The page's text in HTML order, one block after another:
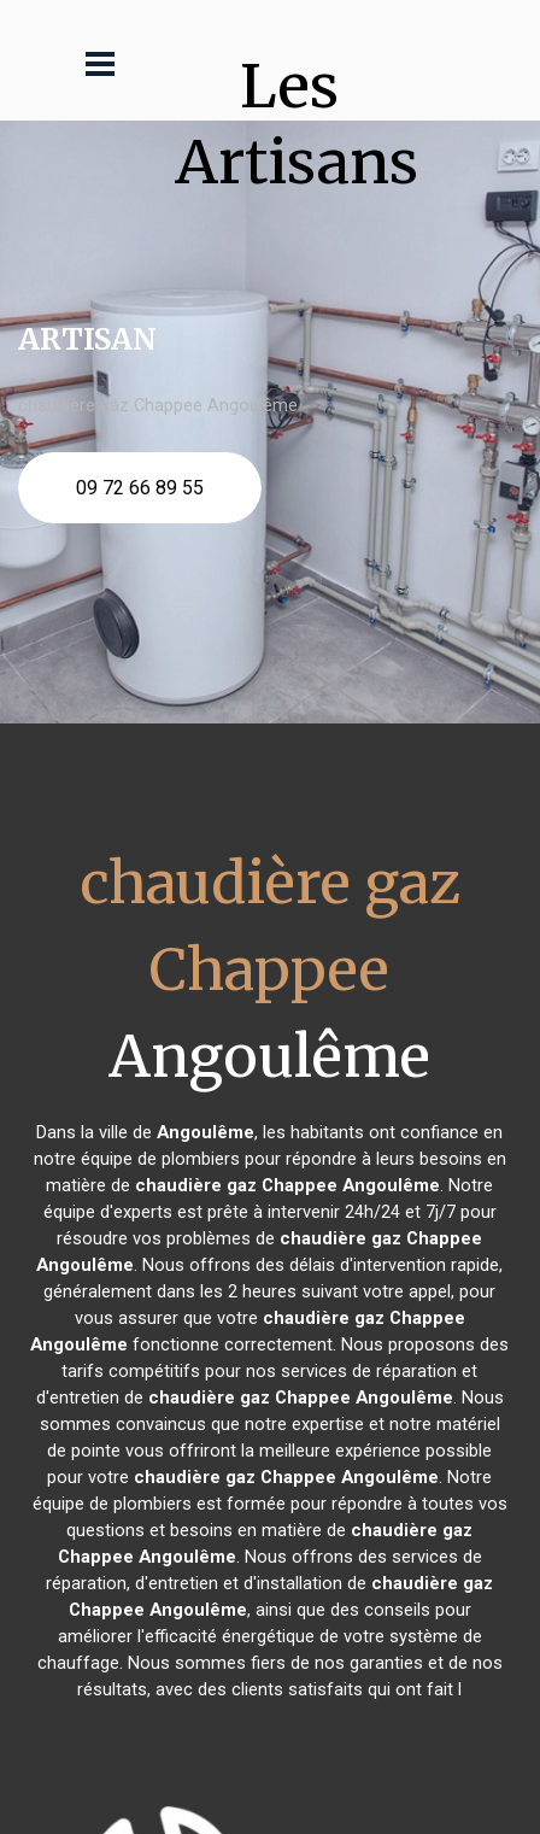
Les
Artisans
ARTISAN
chaudière gaz Chappee Angoulême
09 72 66 89 55
chaudière gaz
Chappee
Angoulême
Dans la ville deAngoulême, les habitants ont confiance en
notre équipe de plombiers pour répondre à leurs besoins en
matière de chaudière gaz Chappee Angoulême. Notre
équipe d'experts est prête à intervenir 24h/24 et 7j/7 pour
résoudre vos problèmes de chaudière gaz Chappee
Angoulême. Nous offrons des délais d'intervention rapide,
généralement dans les 2 heures suivant votre appel, pour
vous assurer que votre chaudière gaz Chappee
Angoulême fonctionne correctement. Nous proposons des
tarifs compétitifs pour nos services de réparation et
d'entretien de chaudière gaz Chappee Angoulême. Nous
sommes convaincus que notre expertise et notre matériel
de pointe vous offriront la meilleure expérience possible
pour votre chaudière gaz Chappee Angoulême. Notre
équipe de plombiers est formée pour répondre à toutes vos
questions et besoins en matière de chaudière gaz
Chappee Angoulême. Nous offrons des services de
réparation, d'entretien et d'installation de chaudière gaz
Chappee Angoulême, ainsi que des conseils pour
améliorer l'efficacité énergétique de votre système de
chauffage. Nous sommes fiers de nos garanties et de nos
résultats, avec des clients satisfaits qui ont fait l